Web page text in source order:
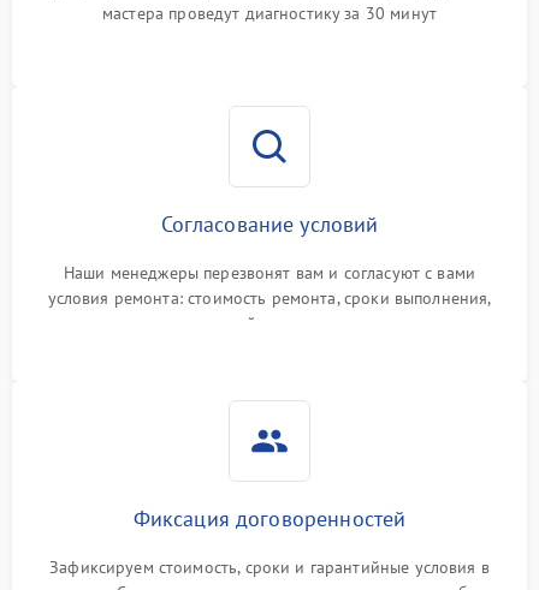
мастера проведут диагностику за 30 минут
Согласование условий
Наши менеджеры перезвонят вам и согласуют с вами
условия ремонта: стоимость ремонта, сроки выполнения,
гарантийные условия
Фиксация договоренностей
Зафиксируем стоимость, сроки и гарантийные условия в